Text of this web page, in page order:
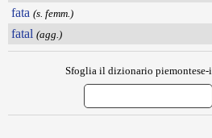
fata (s. femm.)
fatal (agg.)
Sfoglia il dizionario piemontese-